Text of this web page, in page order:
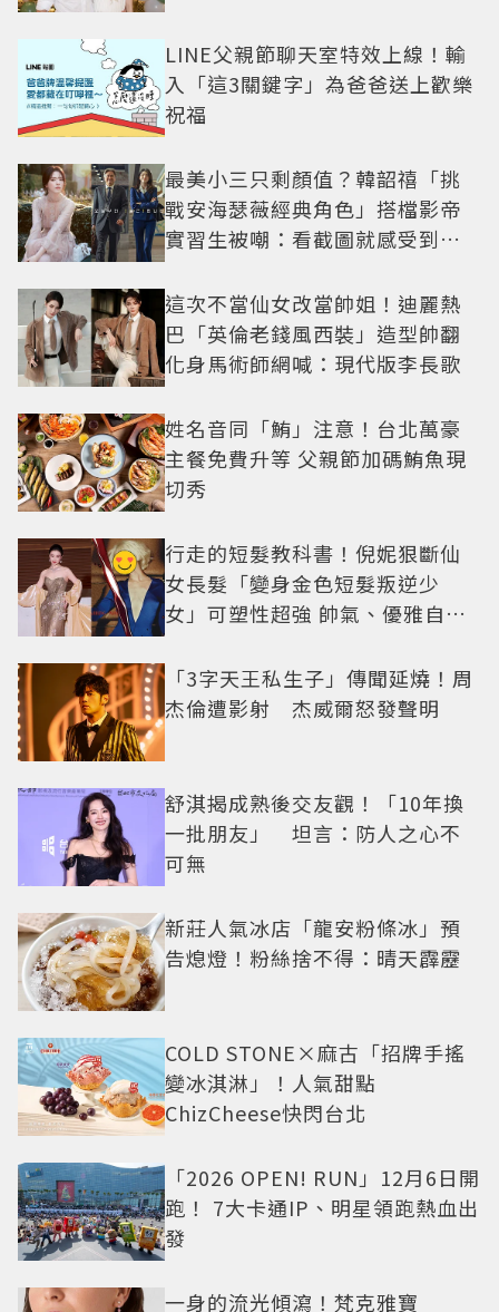
LINE父親節聊天室特效上線！輸
入「這3關鍵字」為爸爸送上歡樂
祝福
最美小三只剩顏值？韓韶禧「挑
戰安海瑟薇經典角色」搭檔影帝
實習生被嘲：看截圖就感受到演
這次不當仙女改當帥姐！迪麗熱
巴「英倫老錢風西裝」造型帥翻
化身馬術師網喊：現代版李長歌
姓名音同「鮪」注意！台北萬豪
主餐免費升等 父親節加碼鮪魚現
切秀
行走的短髮教科書！倪妮狠斷仙
女長髮「變身金色短髮叛逆少
女」可塑性超強 帥氣、優雅自由
「3字天王私生子」傳聞延燒！周
杰倫遭影射 杰威爾怒發聲明
舒淇揭成熟後交友觀！「10年換
一批朋友」 坦言：防人之心不
可無
新莊人氣冰店「龍安粉條冰」預
告熄燈！粉絲捨不得：晴天霹靂
COLD STONE×麻古「招牌手搖
變冰淇淋」！人氣甜點
ChizCheese快閃台北
「2026 OPEN! RUN」12月6日開
跑！ 7大卡通IP、明星領跑熱血出
發
一身的流光傾瀉！梵克雅寶